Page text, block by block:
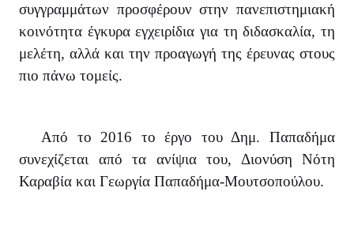
συγγραμμάτων προσφέρουν στην πανεπιστημιακή
κοινότητα έγκυρα εγχειρίδια για τη διδασκαλία, τη
μελέτη, αλλά και την προαγωγή της έρευνας στους
πιο πάνω τομείς.
Από το 2016 το έργο του Δημ. Παπαδήμα
συνεχίζεται από τα ανίψια του, Διονύση Νότη
Καραβία και Γεωργία Παπαδήμα-Μουτσοπούλου.